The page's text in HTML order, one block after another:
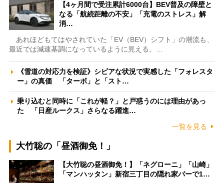
【4ヶ月間で受注累計6000台】BEV普及の障壁と
なる「航続距離の不安」「充電のストレス」解
消…
あれほどもてはやされていた「EV（BEV）シフト」の潮流も、
最近では減速基調になっているように見える。…
《雪道の対応力を検証》シビアな状況で実感した「フォレスタ
ー」の真価 「ターボ」と「スト…
乗り込むと同時に「これが軽？」と戸惑うのには理由があっ
た 「日産ルークス」さらなる躍進…
一覧を見る
大竹聡の「昼酒御免！」
【大竹聡の昼酒御免！】「ネグローニ」「山崎」
「マンハッタン」新宿三丁目の隠れ家バーで1…